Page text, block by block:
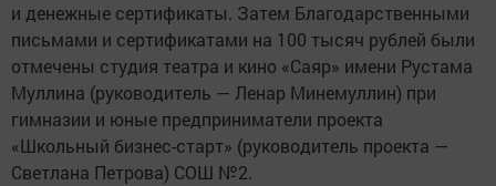
и денежные сертификаты. Затем Благодарственными
письмами и сертификатами на 100 тысяч рублей были
отмечены студия театра и кино «Саяр» имени Рустама
Муллина (руководитель — Ленар Минемуллин) при
гимназии и юные предприниматели проекта
«Школьный бизнес-старт» (руководитель проекта —
Светлана Петрова) СОШ №2.